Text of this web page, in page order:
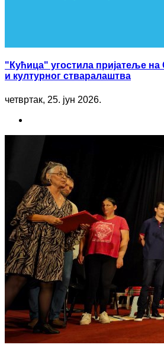
"Кућица" угостила пријатеље
и културног стваралаштва
четвртак, 25. јун 2026.